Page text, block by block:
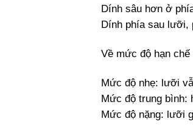
Dính sâu hơn ở
Dính phía sau lưỡi,
Về mức độ hạn
Mức độ nhẹ: lưỡi
Mức độ trung bình:
Mức độ nặng: lưỡi